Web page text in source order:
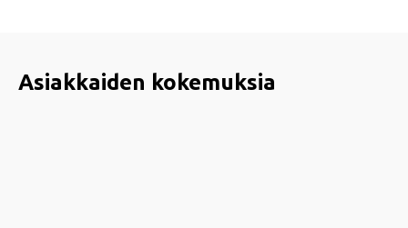
Asiakkaiden kokemuksia